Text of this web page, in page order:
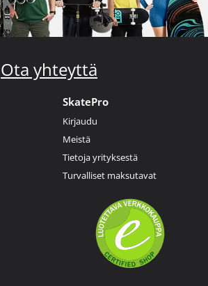
Ota yhteyttä
SkatePro
Kirjaudu
Meistä
Tietoja yrityksestä
Turvalliset maksutavat